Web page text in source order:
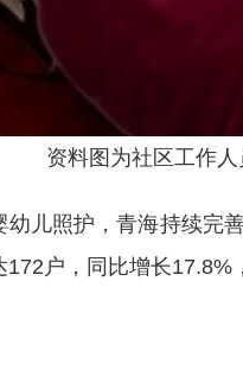
资料图为社区工作
照护，青海持续完善
户，同比增长